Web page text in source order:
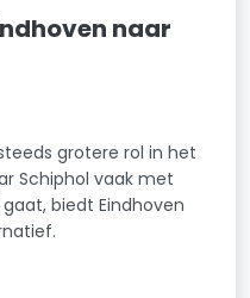
naar
grotere rol in het
Schiphol vaak met
biedt Eindhoven